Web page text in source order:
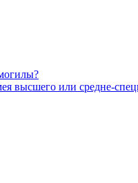
высшего или средне-